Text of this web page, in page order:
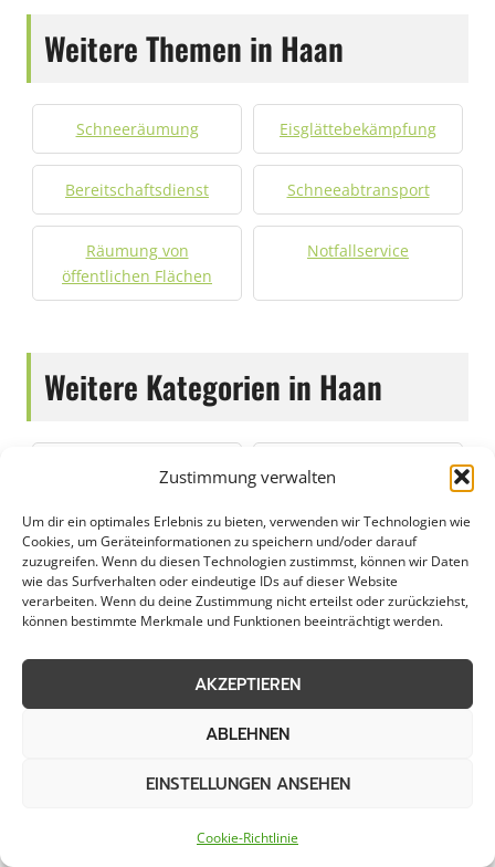
Zustimmung verwalten
Um dir ein optimales Erlebnis zu bieten, verwenden wir Technologien wie
Cookies, um Geräteinformationen zu speichern und/oder darauf
zuzugreifen. Wenn du diesen Technologien zustimmst, können wir Daten
wie das Surfverhalten oder eindeutige IDs auf dieser Website
verarbeiten. Wenn du deine Zustimmung nicht erteilst oder zurückziehst,
können bestimmte Merkmale und Funktionen beeinträchtigt werden.
AKZEPTIEREN
ABLEHNEN
EINSTELLUNGEN ANSEHEN
Cookie-Richtlinie
Weitere Themen in Haan
Schneeräumung Eisglättebekämpfung
Bereitschaftsdienst Schneeabtransport
Räumung von
öffentlichen Flächen
Notfallservice
Weitere Kategorien in Haan
Grünpflege in Haan Gartenbau in Haan
Objektpflege in Haan Graupflege in Haan
Dachreinigung in Haan
Städte im Umkreis von 50 km
Nord
Streudienst in Altstadt
Streudienst in Bedburg